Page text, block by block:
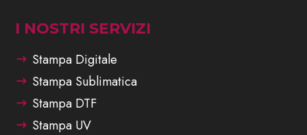
I NOSTRI SERVIZI
Stampa Digitale
Stampa Sublimatica
Stampa DTF
Stampa UV